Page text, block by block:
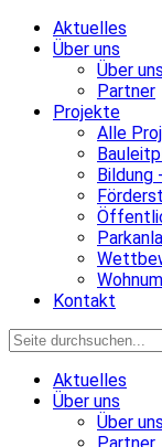
Aktuelles
Über uns
Über uns
Partner
Projekte
Alle
Bildung
Kontakt
Aktuelles
Über uns
Über uns